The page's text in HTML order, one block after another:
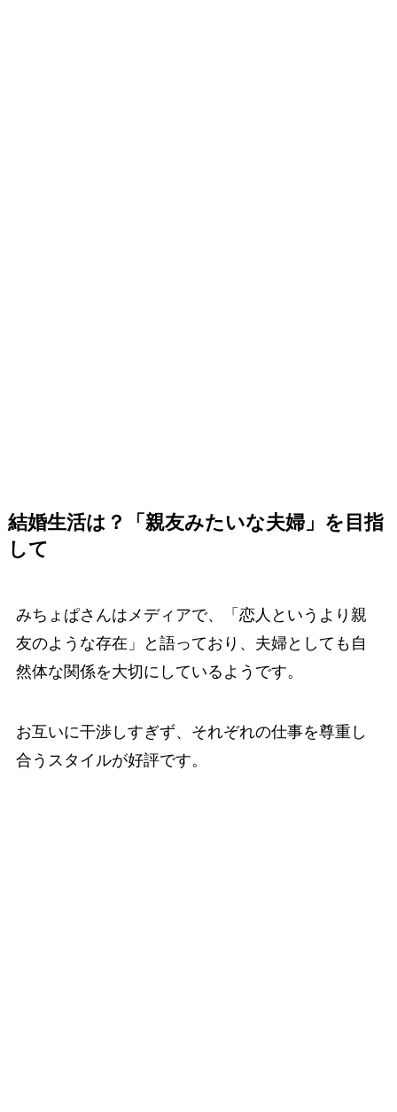
結婚生活は？「親友みたいな夫婦」を目指
して
みちょぱさんはメディアで、「恋人というより親
友のような存在」と語っており、夫婦としても自
然体な関係を大切にしているようです。
お互いに干渉しすぎず、それぞれの仕事を尊重し
合うスタイルが好評です。